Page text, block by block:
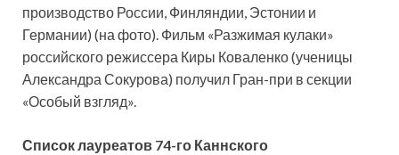
производство России, Финляндии, Эстонии и
Германии) (на фото). Фильм «Разжимая кулаки»
российского режиссера Киры Коваленко (ученицы
Александра Сокурова) получил Гран-при в секции
«Особый взгляд».
Список лауреатов 74-го Каннского